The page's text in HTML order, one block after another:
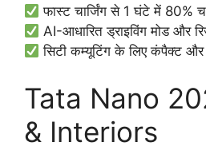
फास्ट चार्जिंग से 1 घंटे में 80%
AI-आधारित ड्राइविंग मोड और
सिटी कम्यूटिंग के लिए कंपैक्ट और
Tata Nano
& Interiors